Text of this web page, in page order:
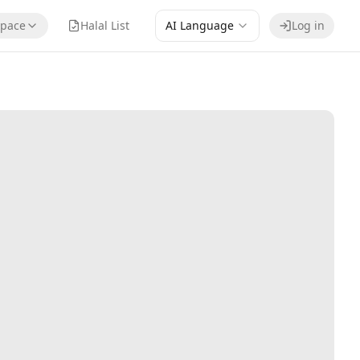
Halal List AI Language Log in